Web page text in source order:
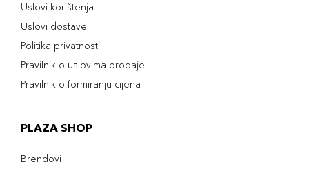
Uslovi korištenja
Uslovi dostave
Politika privatnosti
Pravilnik o uslovima prodaje
Pravilnik o formiranju cijena
PLAZA SHOP
Brendovi